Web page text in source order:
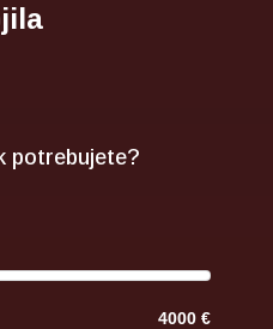
potrebujete?
4000 €